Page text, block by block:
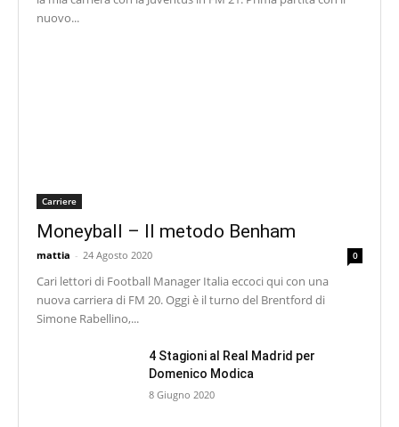
nuovo...
Carriere
Moneyball – Il metodo Benham
mattia - 24 Agosto 2020 0
Cari lettori di Football Manager Italia eccoci qui con una
nuova carriera di FM 20. Oggi è il turno del Brentford di
Simone Rabellino,...
4 Stagioni al Real Madrid per
Domenico Modica
8 Giugno 2020